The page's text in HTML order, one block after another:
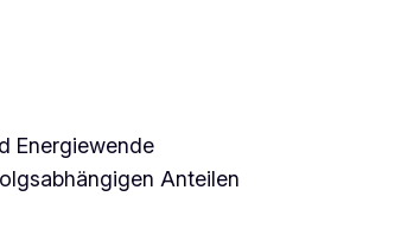
Energiewende
Anteilen